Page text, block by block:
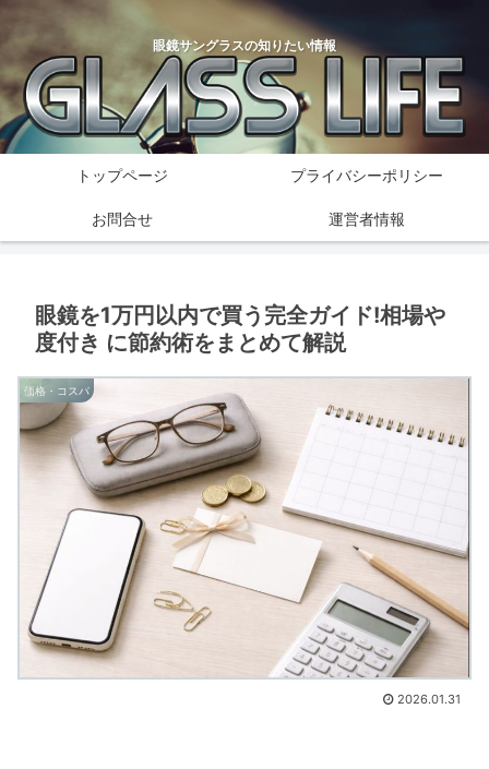
眼鏡サングラスの知りたい情報
トップページ プライバシーポリシー
お問合せ 運営者情報
眼鏡を1万円以内で買う完全ガイド!相場や
度付き に節約術をまとめて解説
価格・コスパ
2026.01.31